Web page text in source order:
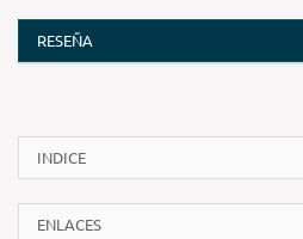
RESEÑA
INDICE
ENLACES